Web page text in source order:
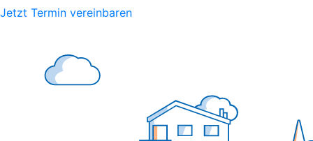
Jetzt Termin vereinbaren